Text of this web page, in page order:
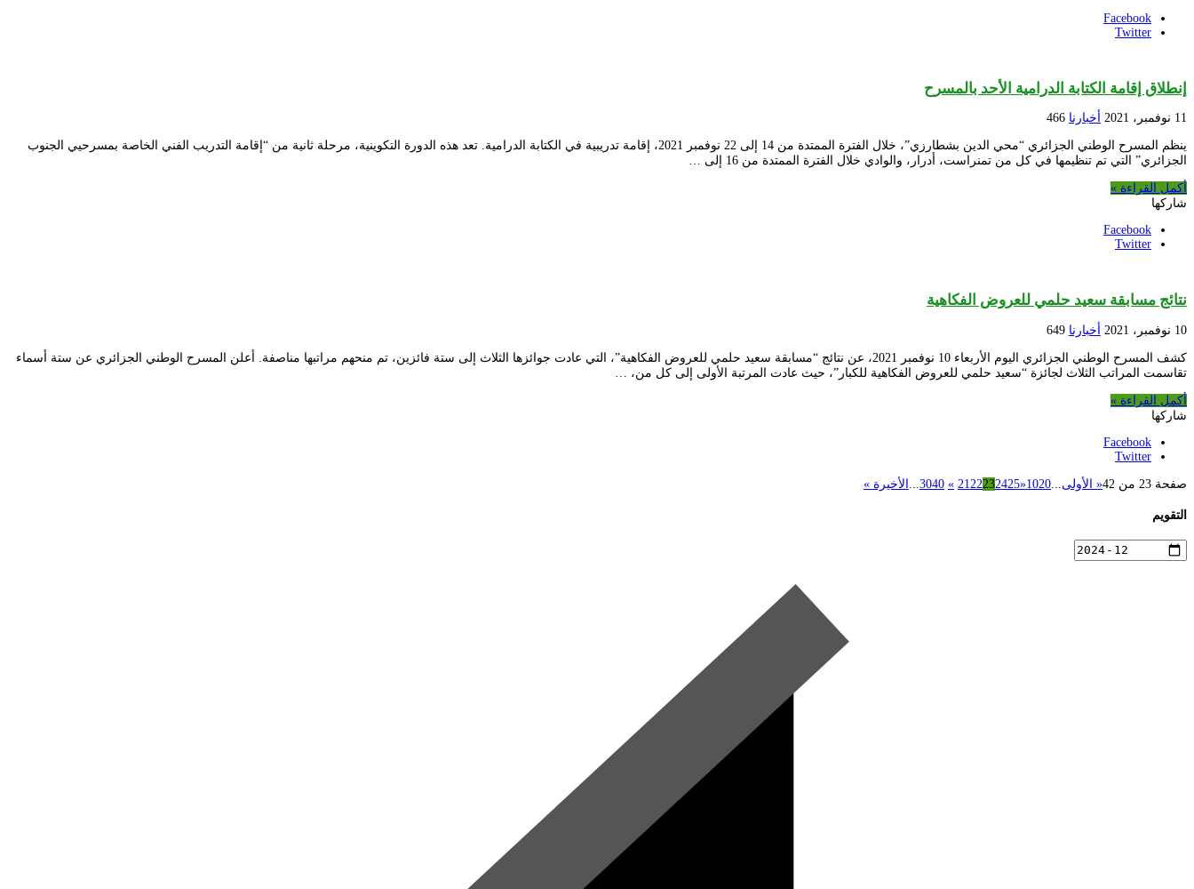
Facebook
Twitter
إنطلاق إقامة الكتابة الدرامية الأحد بالمسرح
11 نوفمبر، 2021 أخبارنا 466
ينظم المسرح الوطني الجزائري “محي الدين بشطارزي”، خلال الفترة الممتدة من 14 إلى 22 نوفمبر 2021، إقامة تدريبية في الكتابة الدرامية. تعد هذه الدورة التكوينية، مرحلة ثانية من “إقامة التدريب الفني الخاصة بمسرحيي الجنوب
الجزائري” التي تم تنظيمها في كل من تمنراست، أدرار، والوادي خلال الفترة الممتدة من 16 إلى …
أكمل القراءة »
شاركها
Facebook
Twitter
نتائج مسابقة سعيد حلمي للعروض الفكاهية
10 نوفمبر، 2021 أخبارنا 649
كشف المسرح الوطني الجزائري اليوم الأربعاء 10 نوفمبر 2021، عن نتائج “مسابقة سعيد حلمي للعروض الفكاهية”، التي عادت جوائزها الثلاث إلى ستة فائزين، تم منحهم مراتبها مناصفة. أعلن المسرح الوطني الجزائري عن ستة أسماء
تقاسمت المراتب الثلاث لجائزة “سعيد حلمي للعروض الفكاهية للكبار”، حيث عادت المرتبة الأولى إلى كل من، …
أكمل القراءة »
شاركها
Facebook
Twitter
صفحة 23 من 42 « الأولى 1020
«
21 22232425
»
3040 الأخيرة »
التقويم